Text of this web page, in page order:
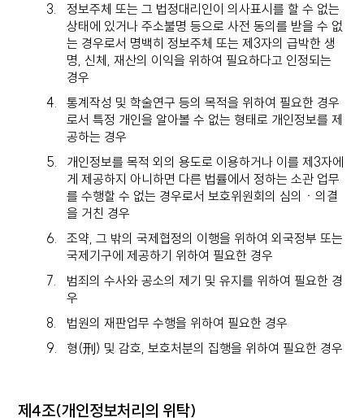
정보주체 또는 그 법정대리인이 의사표시를 할 수 없는
상태에 있거나 주소불명 등으로 사전 동의를 받을 수 없
는 경우로서 명백히 정보주체 또는 제3자의 급박한 생
명, 신체, 재산의 이익을 위하여 필요하다고 인정되는
경우
통계작성 및 학술연구 등의 목적을 위하여 필요한 경우
로서 특정 개인을 알아볼 수 없는 형태로 개인정보를 제
공하는 경우
개인정보를 목적 외의 용도로 이용하거나 이를 제3자에
게 제공하지 아니하면 다른 법률에서 정하는 소관 업무
를 수행할 수 없는 경우로서 보호위원회의 심의ㆍ의결
을 거친 경우
조약, 그 밖의 국제협정의 이행을 위하여 외국정부 또는
국제기구에 제공하기 위하여 필요한 경우
범죄의 수사와 공소의 제기 및 유지를 위하여 필요한 경
우
법원의 재판업무 수행을 위하여 필요한 경우
형(刑) 및 감호, 보호처분의 집행을 위하여 필요한 경우
제4조(개인정보처리의 위탁)